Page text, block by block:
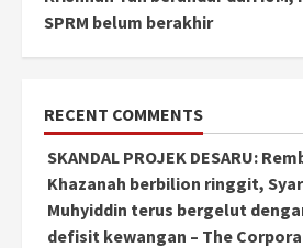
SPRM belum berakhir
RECENT COMMENTS
SKANDAL PROJEK DESARU:
Khazanah berbilion ringgit,
Muhyiddin terus bergelut
defisit kewangan – The